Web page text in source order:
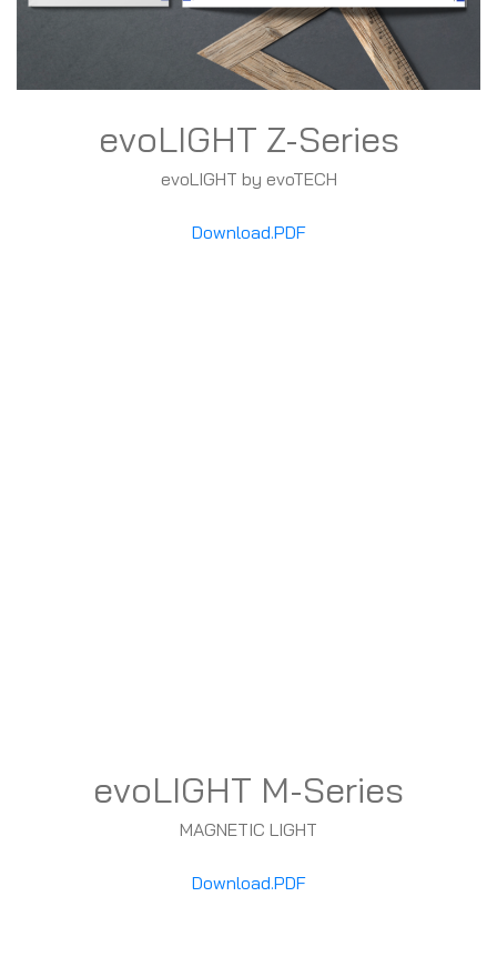
evoLIGHT Z-Series
evoLIGHT by evoTECH
Download.PDF
evoLIGHT M-Series
MAGNETIC LIGHT
Download.PDF